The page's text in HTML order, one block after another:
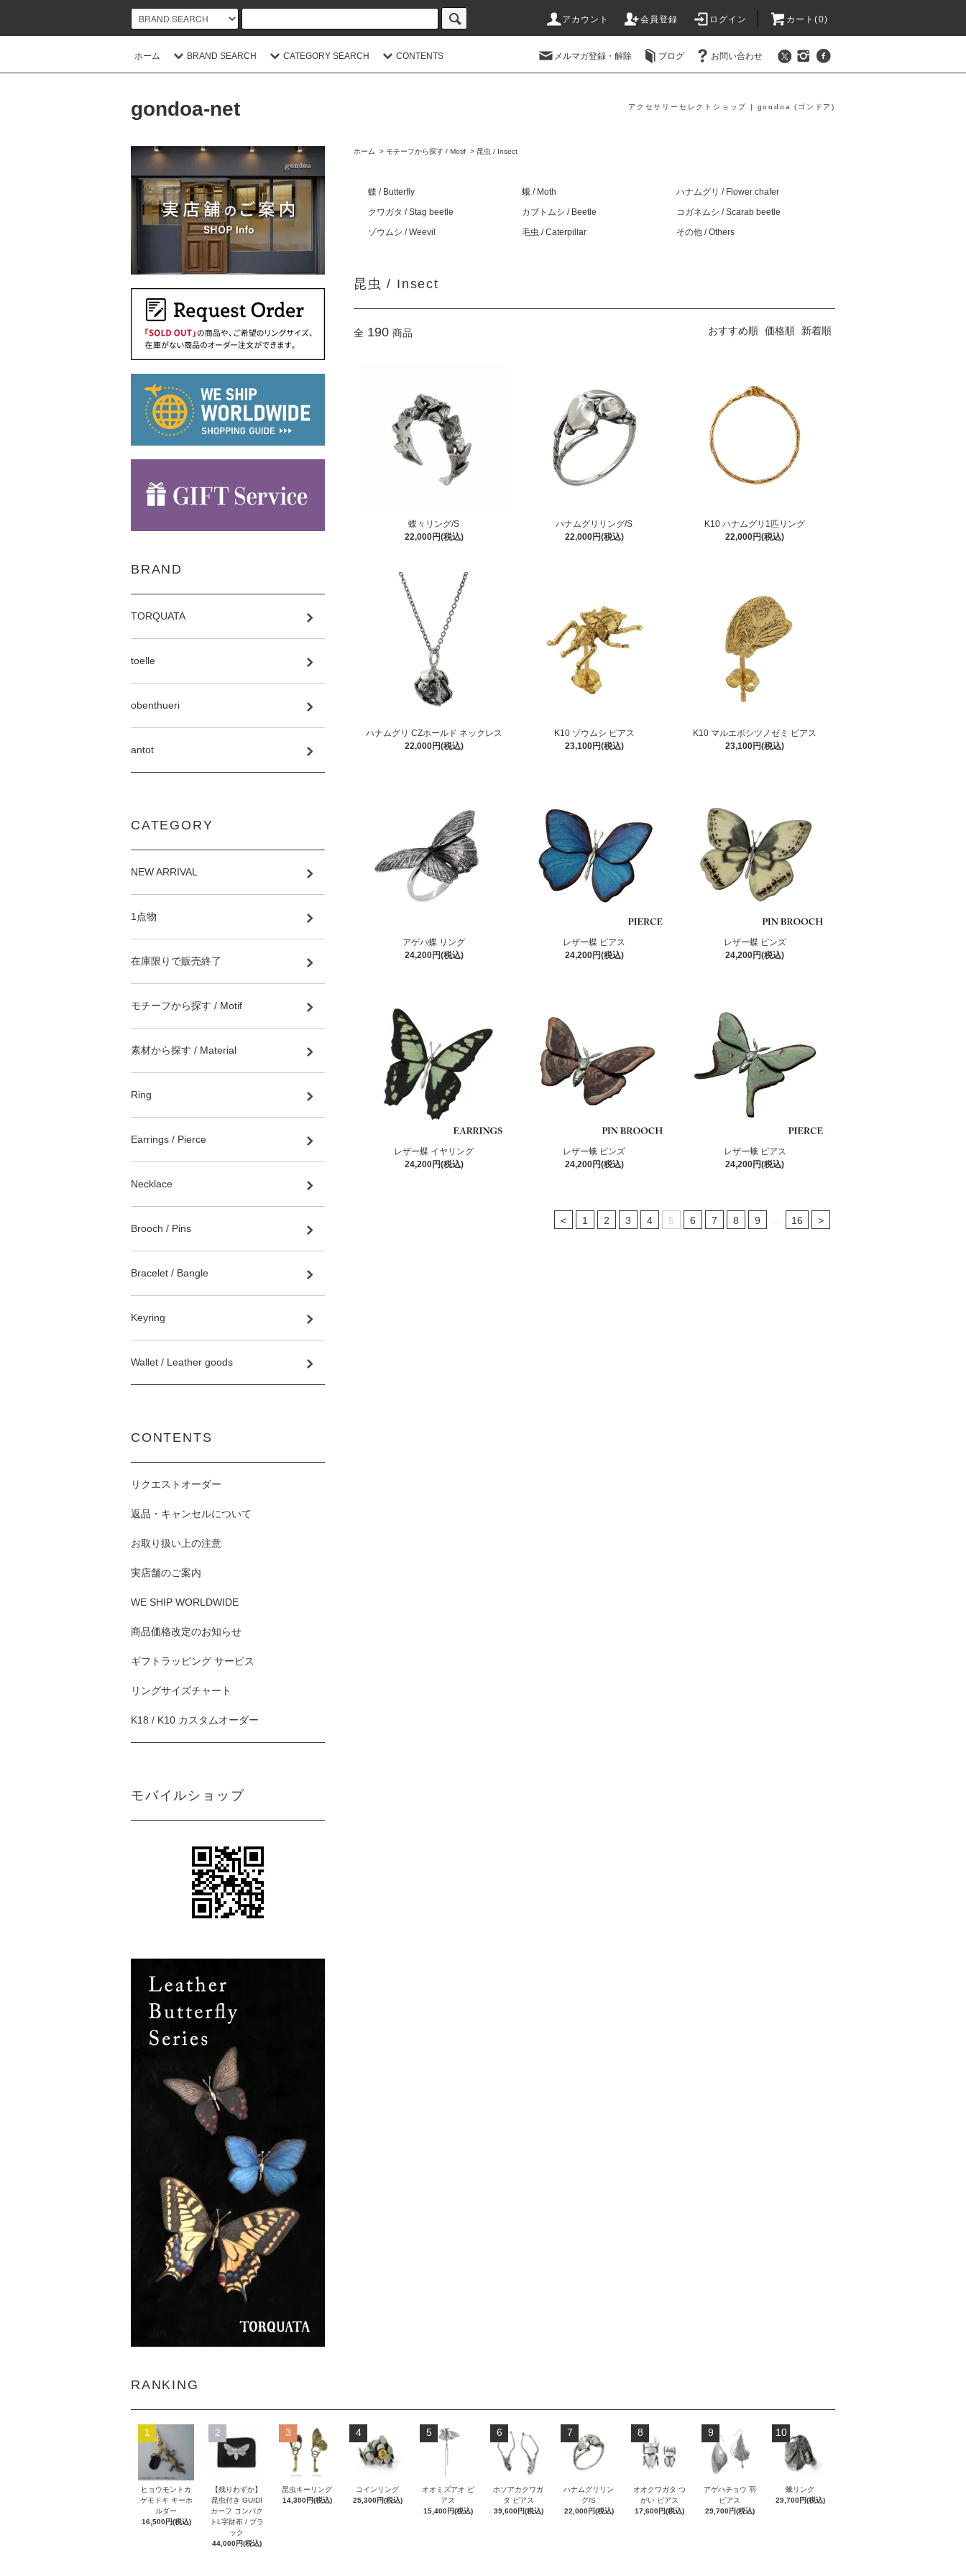
アカウント 会員登録 ログイン カート(0)
ホーム BRAND SEARCH CATEGORY SEARCH CONTENTS メルマガ登録・解除 ブログ お問い合わせ
gondoa-net アクセサリーセレクトショップ | gondoa (ゴンドア)
ホーム > モチーフから探す / Motif > 昆虫 / Insect
蝶 / Butterfly 蛾 / Moth
ハナムグリ / Flower chafer
クワガタ / Stag beetle
カブトムシ / Beetle
コガネムシ / Scarab beetle
ゾウムシ / Weevil
毛虫 / Caterpillar その他 / Others
昆虫 / Insect
全 190 商品 おすすめ順 価格順 新着順
蝶々リング/S
22,000円(税込)
ハナムグリリング/S
22,000円(税込)
K10 ハナムグリ1匹リング
22,000円(税込)
ハナムグリ CZホールド ネックレス
22,000円(税込)
K10 ゾウムシ ピアス
23,100円(税込)
K10 マルエボシツノゼミ ピアス
23,100円(税込)
アゲハ蝶 リング
24,200円(税込)
レザー蝶 ピアス
24,200円(税込)
レザー蝶 ピンズ
24,200円(税込)
レザー蝶 イヤリング
24,200円(税込)
レザー蛾 ピンズ
24,200円(税込)
レザー蛾 ピアス
24,200円(税込)
< 1 2 3 4 5 6 7 8 9 16 >
BRAND
TORQUATA
toelle
obenthueri
antot
CATEGORY
NEW ARRIVAL
1点物
在庫限りで販売終了
モチーフから探す / Motif
素材から探す / Material
Ring
Earrings / Pierce
Necklace
Brooch / Pins
Bracelet / Bangle
Keyring
Wallet / Leather goods
CONTENTS
リクエストオーダー
返品・キャンセルについて
お取り扱い上の注意
実店舗のご案内
WE SHIP WORLDWIDE
商品価格改定のお知らせ
ギフトラッピング サービス
リングサイズチャート
K18 / K10 カスタムオーダー
モバイルショップ
RANKING
1
ヒョウモントカ
ゲモドキ キーホ
ルダー
16,500円(税込)
2
【残りわずか】
昆虫付き GUIDI
カーフ コンパク
トL字財布 / ブラ
ック
44,000円(税込)
3
昆虫キーリング
14,300円(税込)
4
コインリング
25,300円(税込)
5
オオミズアオ ピ
アス
15,400円(税込)
6
ホソアカクワガ
タ ピアス
39,600円(税込)
7
ハナムグリリン
グ/S
22,000円(税込)
8
オオクワガタ つ
がい ピアス
17,600円(税込)
9
アゲハチョウ 羽
ピアス
29,700円(税込)
10
蛾リング
29,700円(税込)